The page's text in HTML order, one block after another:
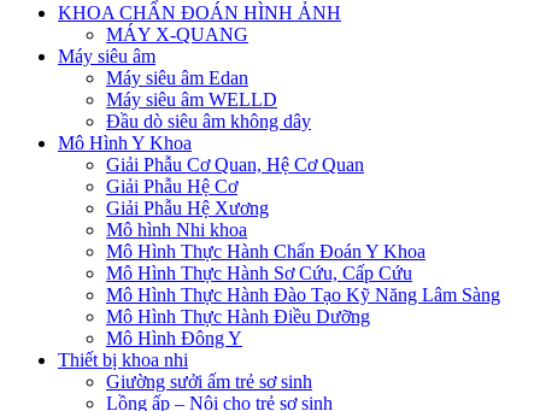
KHOA CHẨN ĐOÁN HÌNH ẢNH
MÁY X-QUANG
Máy siêu âm
Máy siêu âm Edan
Máy siêu âm WELLD
Đầu dò siêu âm không dây
Mô Hình Y Khoa
Giải Phẫu Cơ Quan, Hệ Cơ Quan
Giải Phẫu Hệ Cơ
Giải Phẫu Hệ Xương
Mô hình Nhi khoa
Mô Hình Thực Hành Chẩn Đoán Y Khoa
Mô Hình Thực Hành Sơ Cứu, Cấp Cứu
Mô Hình Thực Hành Đào Tạo Kỹ Năng Lâm Sàng
Mô Hình Thực Hành Điều Dưỡng
Mô Hình Đông Y
Thiết bị khoa nhi
Giường sưởi ấm trẻ sơ sinh
Lồng ấp – Nôi cho trẻ sơ sinh